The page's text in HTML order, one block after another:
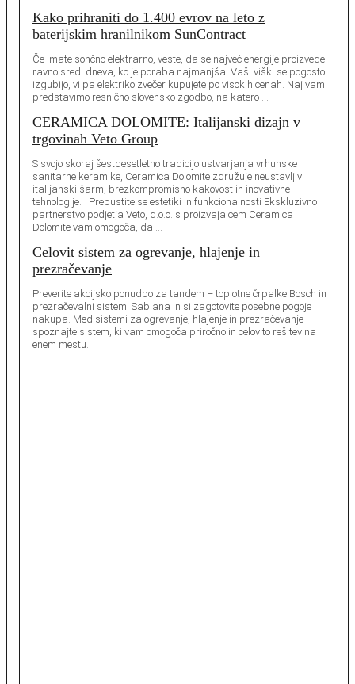
Kako prihraniti do 1.400 evrov na leto z
baterijskim hranilnikom SunContract
Če imate sončno elektrarno, veste, da se največ energije proizvede
ravno sredi dneva, ko je poraba najmanjša. Vaši viški se pogosto
izgubijo, vi pa elektriko zvečer kupujete po visokih cenah. Naj vam
predstavimo resnično slovensko zgodbo, na katero …
CERAMICA DOLOMITE: Italijanski dizajn v
trgovinah Veto Group
S svojo skoraj šestdesetletno tradicijo ustvarjanja vrhunske
sanitarne keramike, Ceramica Dolomite združuje neustavljiv
italijanski šarm, brezkompromisno kakovost in inovativne
tehnologije. Prepustite se estetiki in funkcionalnosti Ekskluzivno
partnerstvo podjetja Veto, d.o.o. s proizvajalcem Ceramica
Dolomite vam omogoča, da …
Celovit sistem za ogrevanje, hlajenje in
prezračevanje
Preverite akcijsko ponudbo za tandem – toplotne črpalke Bosch in
prezračevalni sistemi Sabiana in si zagotovite posebne pogoje
nakupa. Med sistemi za ogrevanje, hlajenje in prezračevanje
spoznajte sistem, ki vam omogoča priročno in celovito rešitev na
enem mestu.